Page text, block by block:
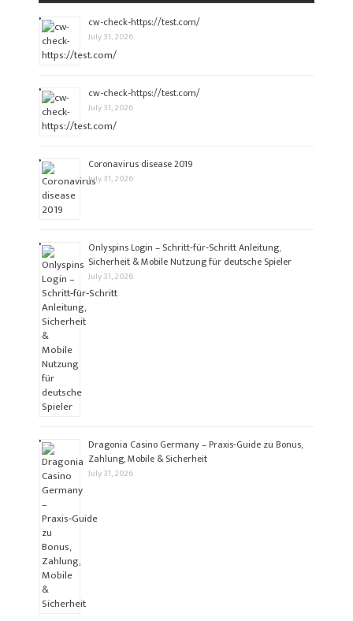
cw-check-https://test.com/
July 31, 2026
cw-check-https://test.com/
July 31, 2026
Coronavirus disease 2019
July 31, 2026
Onlyspins Login – Schritt‑für‑Schritt Anleitung,
Sicherheit & Mobile Nutzung für deutsche Spieler
July 31, 2026
Dragonia Casino Germany – Praxis‑Guide zu Bonus,
Zahlung, Mobile & Sicherheit
July 31, 2026